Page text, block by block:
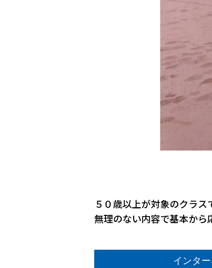
５０歳以上が対象のクラス
無理のない内容で基本から